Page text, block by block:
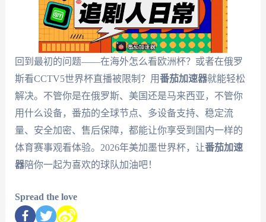
回到最初的问题——在海外怎么看欧洲杯？或者在俄罗
斯看CCTV5世界杯直播被限制？用番茄加速器就能轻松
解决。不管你是在俄罗斯、美国还是马来西亚，不管你
用什么设备，番茄的全球节点、多设备支持、稳定流
量、安全加密、售后保障，都能让你享受到国内一样的
体育赛事观看体验。2026年美加墨世界杯，让番茄加速
器陪你一起为喜欢的球队加油吧！
Spread the love